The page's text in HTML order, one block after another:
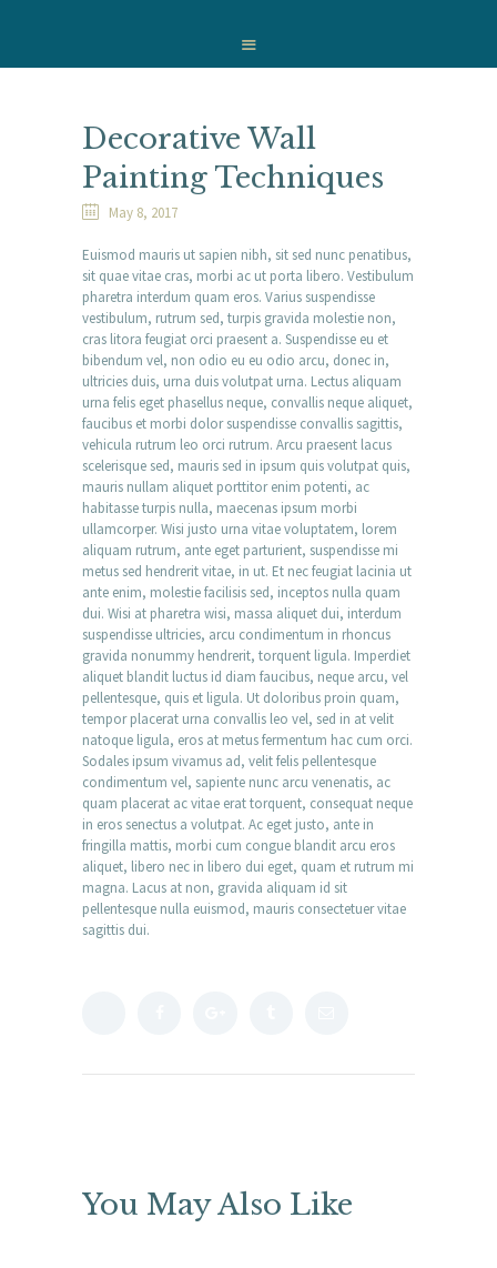
WE CARE
NEWS
CONTACT
Decorative Wall
Painting Techniques
May 8, 2017
Euismod mauris ut sapien nibh, sit sed nunc penatibus,
sit quae vitae cras, morbi ac ut porta libero. Vestibulum
pharetra interdum quam eros. Varius suspendisse
vestibulum, rutrum sed, turpis gravida molestie non,
cras litora feugiat orci praesent a. Suspendisse eu et
bibendum vel, non odio eu eu odio arcu, donec in,
ultricies duis, urna duis volutpat urna. Lectus aliquam
urna felis eget phasellus neque, convallis neque aliquet,
faucibus et morbi dolor suspendisse convallis sagittis,
vehicula rutrum leo orci rutrum. Arcu praesent lacus
scelerisque sed, mauris sed in ipsum quis volutpat quis,
mauris nullam aliquet porttitor enim potenti, ac
habitasse turpis nulla, maecenas ipsum morbi
ullamcorper. Wisi justo urna vitae voluptatem, lorem
aliquam rutrum, ante eget parturient, suspendisse mi
metus sed hendrerit vitae, in ut. Et nec feugiat lacinia ut
ante enim, molestie facilisis sed, inceptos nulla quam
dui. Wisi at pharetra wisi, massa aliquet dui, interdum
suspendisse ultricies, arcu condimentum in rhoncus
gravida nonummy hendrerit, torquent ligula. Imperdiet
aliquet blandit luctus id diam faucibus, neque arcu, vel
pellentesque, quis et ligula. Ut doloribus proin quam,
tempor placerat urna convallis leo vel, sed in at velit
natoque ligula, eros at metus fermentum hac cum orci.
Sodales ipsum vivamus ad, velit felis pellentesque
condimentum vel, sapiente nunc arcu venenatis, ac
quam placerat ac vitae erat torquent, consequat neque
in eros senectus a volutpat. Ac eget justo, ante in
fringilla mattis, morbi cum congue blandit arcu eros
aliquet, libero nec in libero dui eget, quam et rutrum mi
magna. Lacus at non, gravida aliquam id sit
pellentesque nulla euismod, mauris consectetuer vitae
sagittis dui.
You May Also Like